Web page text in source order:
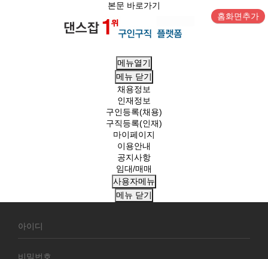
본문 바로가기
홈화면추가
메뉴열기
메뉴 닫기
채용정보
인재정보
구인등록(채용)
구직등록(인재)
마이페이지
이용안내
공지사항
임대/매매
사용자메뉴
메뉴 닫기
원
그